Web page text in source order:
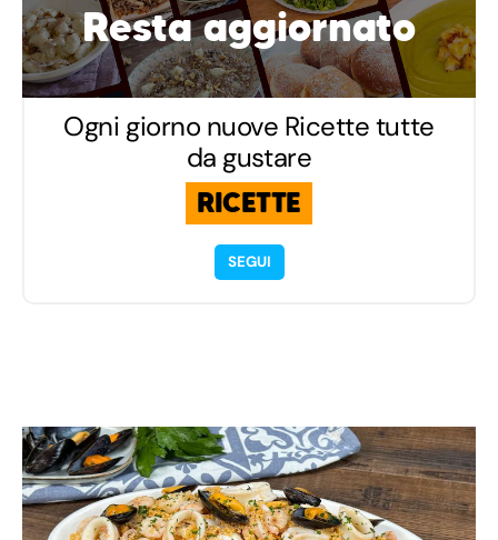
Resta aggiornato
Ogni giorno nuove Ricette tutte
da gustare
RICETTE
SEGUI